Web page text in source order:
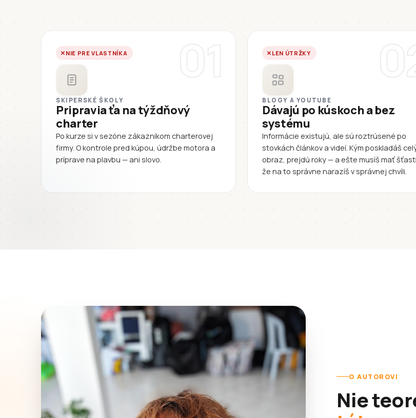
01
NIE PRE VLASTNÍKA
SKIPERSKÉ ŠKOLY
Pripravia ťa na týždňový
charter
Po kurze si v sezóne zákazníkom charterovej
firmy. O kontrole pred kúpou, údržbe motora a
príprave na plavbu — ani slovo.
LEN ÚTRŽKY
BLOGY A YOUTUBE
Dávajú po kúskoch a bez
systému
Informácie existujú, ale sú roztrúsené po
stovkách článkov a videí. Kým poskladáš
obraz, prejdú roky — a ešte musíš mať
že na to správne narazíš v správnej chvíli.
O AUTOROVI
Nie